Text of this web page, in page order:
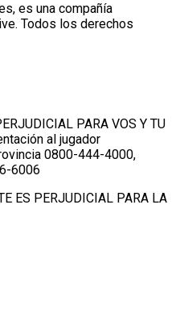
es una compañía
Todos los derechos
PARA VOS Y TU
al jugador
0800-444-4000,
6006
ES PERJUDICIAL PARA LA